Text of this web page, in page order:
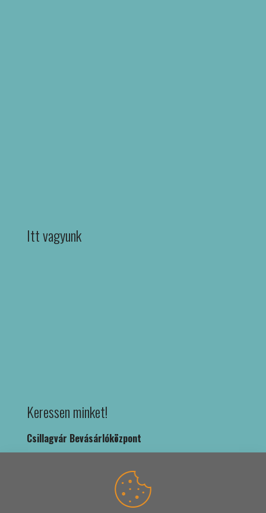
Itt vagyunk
Keressen minket!
Csillagvár Bevásárlóközpont